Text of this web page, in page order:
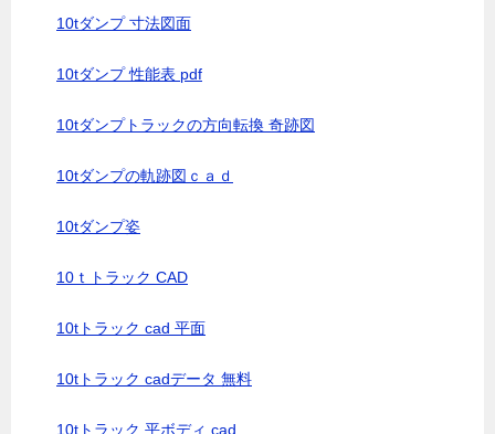
10tダンプ 寸法図面
10tダンプ 性能表 pdf
10tダンプトラックの方向転換 奇跡図
10tダンプの軌跡図ｃａｄ
10tダンプ姿
10ｔトラック CAD
10tトラック cad 平面
10tトラック cadデータ 無料
10tトラック 平ボディ cad